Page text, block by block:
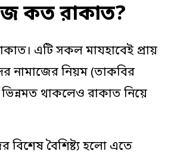
কত রাকাত?
এটি সকল মাযহাবেই প্রায়
নামাজের নিয়ম (তাকবির
থাকলেও রাকাত নিয়ে
বিশেষ বৈশিষ্ট্য হলো এতে